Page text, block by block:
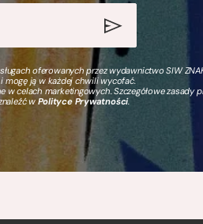
oferowanych przez wydawnictwo SIW
mogę ją w każdej chwili wycofać.
celach marketingowych. Szczegółowe zasady
wPolityce Prywatności.